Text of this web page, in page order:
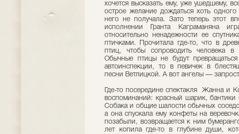
хочется высказать ему, уже ушедшему,
острое желание дождаться хоть
него не получала. Зато теперь этот
исполнении Гранта Каграманяна
относительно ненадежности ее
птичками. Прочитала где-то, что в
птиц, чтобы сопроводить человека
Обычные птицы не будут
автоинспекции, то в певичек в
песни Ветлицкой. А вот ангелы —
Где-то посередине спектакля Жанна и
воспоминаний: красный шарик,
Собака и общие шалости обычных
а она спускала ему конфеты на
позабыли, возвращается к ним
лет копила где-то в глубине души,